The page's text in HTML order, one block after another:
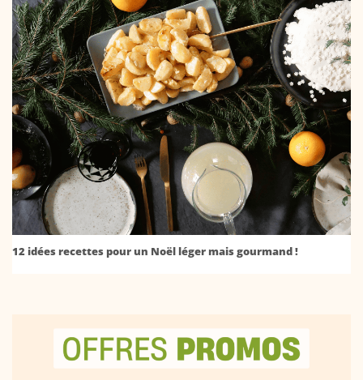
12 idées recettes pour un Noël léger mais gourmand !